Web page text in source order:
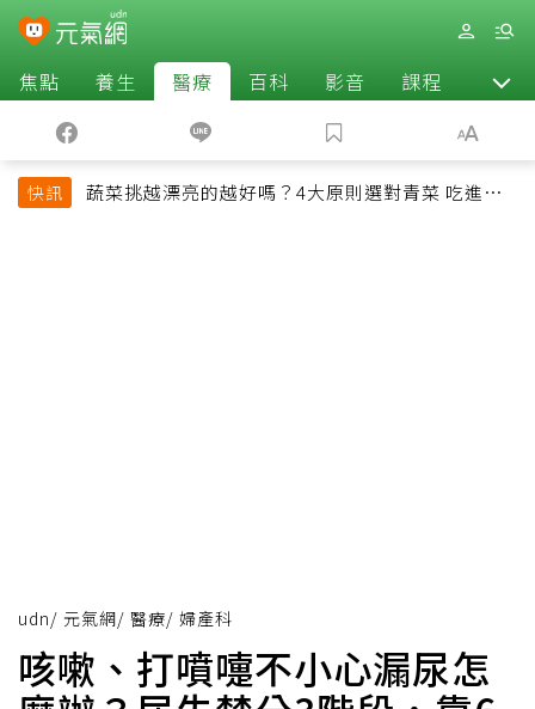
焦點 養生 醫療 百科 影音 課程 退休
快訊
蔬菜挑越漂亮的越好嗎？4大原則選對青菜 吃進纖
udn/ 元氣網/ 醫療/ 婦產科
咳嗽、打噴嚏不小心漏尿怎